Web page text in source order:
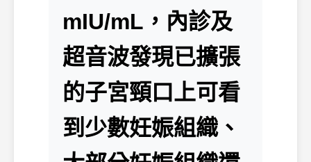
mIU/mL，內診及
超音波發現已擴張
的子宮頸口上可看
到少數妊娠組織、